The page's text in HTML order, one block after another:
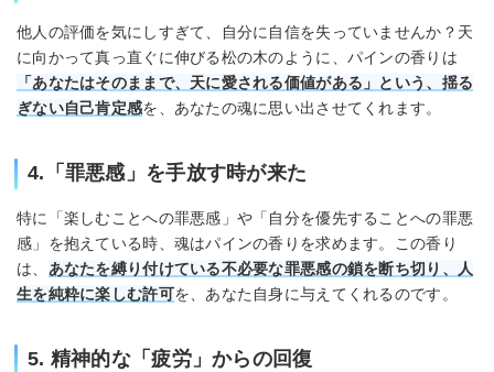
他人の評価を気にしすぎて、自分に自信を失っていませんか？天
に向かって真っ直ぐに伸びる松の木のように、パインの香りは
「あなたはそのままで、天に愛される価値がある」という、揺る
ぎない自己肯定感を、あなたの魂に思い出させてくれます。
4.「罪悪感」を手放す時が来た
特に「楽しむことへの罪悪感」や「自分を優先することへの罪悪
感」を抱えている時、魂はパインの香りを求めます。この香り
は、 あなたを縛り付けている不必要な罪悪感の鎖を断ち切り、人
生を純粋に楽しむ許可を、あなた自身に与えてくれるのです。
5. 精神的な「疲労」からの回復